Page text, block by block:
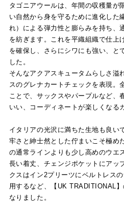
タゴニアウールは、年間の収穫量が
い自然から身を守るために進化した
れ）による弾力性と膨らみを持ち、
を紡ぎます。これを平織組織で仕上
を確保し、さらにシワにも強い、と
した。
そんなアクアスキュータムらしさ溢
スのグレナカートチェックを表現。
ことで、サックスやパープルなど、
いい、コーディネートが楽しくなる
イタリアの光沢に満ちた生地も良い
牢さと紳士然とした佇まいこそ極め
の通常ラインよりも少し高めのウエ
長い着丈、チェンジポケットにアッ
クスはイン2プリーツにベルトレス
用するなど、【UK TRADITIONAL
なりました。